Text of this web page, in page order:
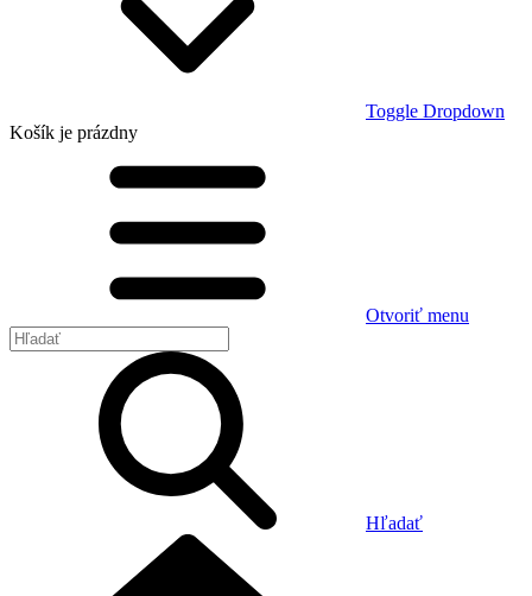
Toggle Dropdown
Košík je prázdny
Otvoriť menu
Hľadať